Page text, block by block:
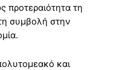
προτεραιότητα τη
συμβολή στην
και